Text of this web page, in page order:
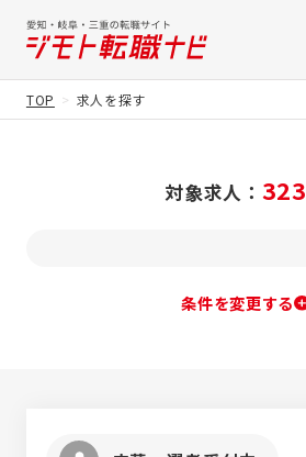
TOP 求人を探す
対象求人： 323
条件を変更する